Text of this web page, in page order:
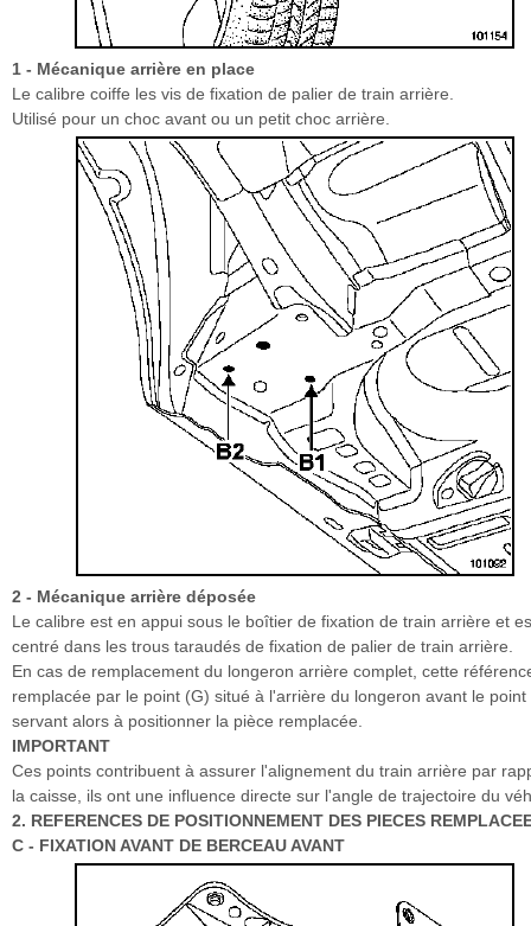
1 - Mécanique arrière en place
Le calibre coiffe les vis de fixation de palier de train arrière.
Utilisé pour un choc avant ou un petit choc arrière.
2 - Mécanique arrière déposée
Le calibre est en appui sous le boîtier de fixation de train arrière et
centré dans les trous taraudés de fixation de palier de train arrière.
En cas de remplacement du longeron arrière complet, cette
remplacée par le point (G) situé à l'arrière du longeron avant le point
servant alors à positionner la pièce remplacée.
IMPORTANT
Ces points contribuent à assurer l'alignement du train arrière par
la caisse, ils ont une influence directe sur l'angle de trajectoire du
2. REFERENCES DE POSITIONNEMENT DES PIECES
C - FIXATION AVANT DE BERCEAU AVANT